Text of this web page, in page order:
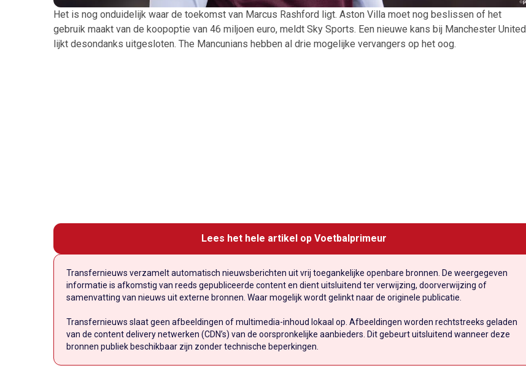
Het is nog onduidelijk waar de toekomst van Marcus Rashford ligt. Aston Villa moet nog beslissen of het
gebruik maakt van de koopoptie van 46 miljoen euro, meldt Sky Sports. Een nieuwe kans bij Manchester United
lijkt desondanks uitgesloten. The Mancunians hebben al drie mogelijke vervangers op het oog.
Lees het hele artikel op Voetbalprimeur
Transfernieuws verzamelt automatisch nieuwsberichten uit vrij toegankelijke openbare bronnen. De weergegeven
informatie is afkomstig van reeds gepubliceerde content en dient uitsluitend ter verwijzing, doorverwijzing of
samenvatting van nieuws uit externe bronnen. Waar mogelijk wordt gelinkt naar de originele publicatie.
Transfernieuws slaat geen afbeeldingen of multimedia-inhoud lokaal op. Afbeeldingen worden rechtstreeks geladen
van de content delivery netwerken (CDN’s) van de oorspronkelijke aanbieders. Dit gebeurt uitsluitend wanneer deze
bronnen publiek beschikbaar zijn zonder technische beperkingen.